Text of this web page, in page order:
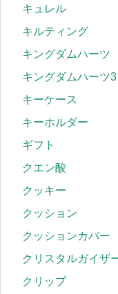
キュレル
キルティング
キングダムハーツ
キングダムハーツ3
キーケース
キーホルダー
ギフト
クエン酸
クッキー
クッション
クッションカバー
クリスタルガイザ
クリップ